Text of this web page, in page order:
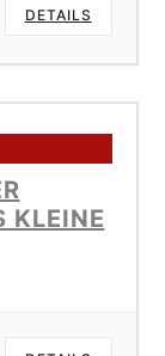
DETAILS
KLEINE